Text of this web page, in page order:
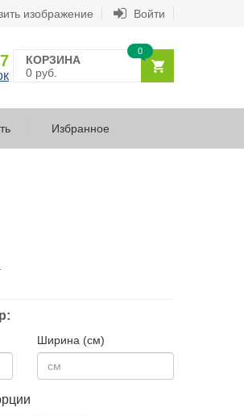
изображение Войти
КОРЗИНА
0 руб.
0
Избранное
Ширина (см)